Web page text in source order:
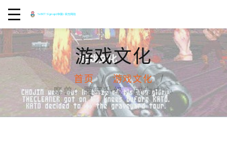
游戏文化
首页
游戏文化
魔兽：要塞升级，成为中心